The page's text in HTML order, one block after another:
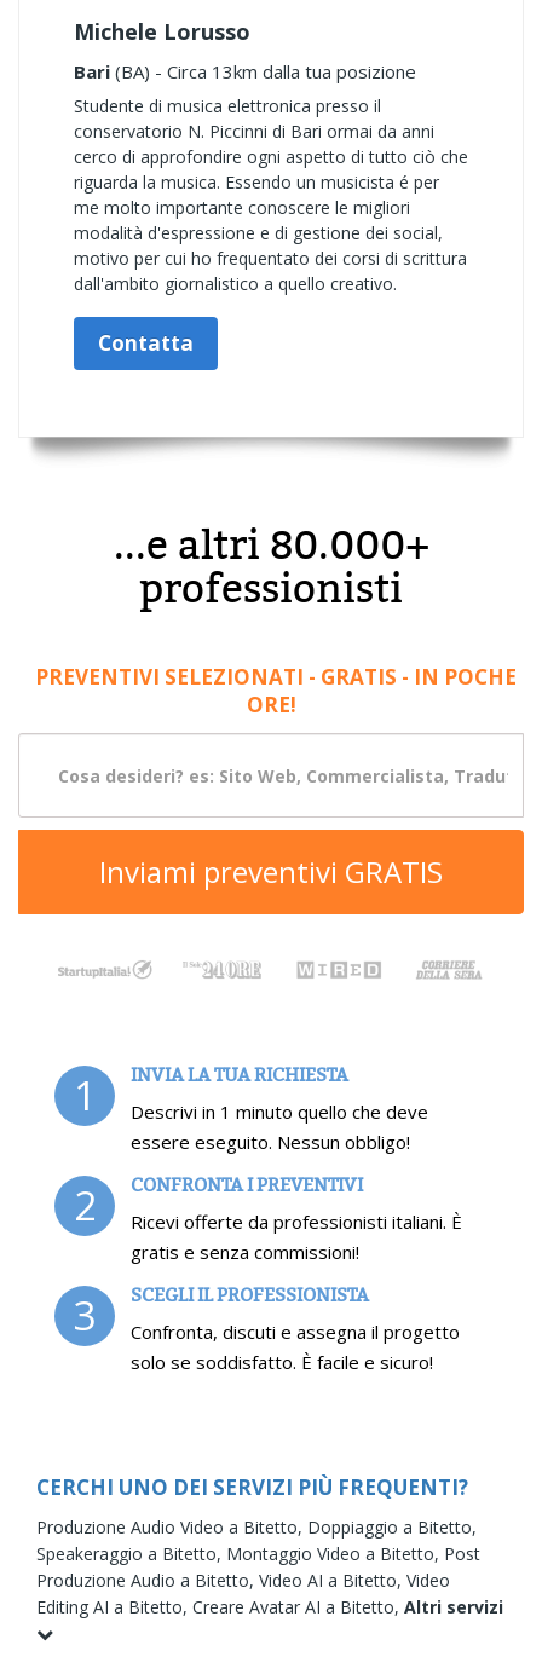
Michele Lorusso
Bari (BA) - Circa 13km dalla tua posizione
Studente di musica elettronica presso il
conservatorio N. Piccinni di Bari ormai da anni
cerco di approfondire ogni aspetto di tutto ciò che
riguarda la musica. Essendo un musicista é per
me molto importante conoscere le migliori
modalità d'espressione e di gestione dei social,
motivo per cui ho frequentato dei corsi di scrittura
dall'ambito giornalistico a quello creativo.
Contatta
...e altri 80.000+
professionisti
PREVENTIVI SELEZIONATI - GRATIS - IN POCHE
ORE!
Inviami preventivi GRATIS
1 INVIA LA TUA RICHIESTA
Descrivi in 1 minuto quello che deve
essere eseguito. Nessun obbligo!
2 CONFRONTA I PREVENTIVI
Ricevi offerte da professionisti italiani. È
gratis e senza commissioni!
3 SCEGLI IL PROFESSIONISTA
Confronta, discuti e assegna il progetto
solo se soddisfatto. È facile e sicuro!
CERCHI UNO DEI SERVIZI PIÙ FREQUENTI?
Produzione Audio Video a Bitetto, Doppiaggio a Bitetto,
Speakeraggio a Bitetto, Montaggio Video a Bitetto, Post
Produzione Audio a Bitetto, Video AI a Bitetto, Video
Editing AI a Bitetto, Creare Avatar AI a Bitetto, Altri servizi